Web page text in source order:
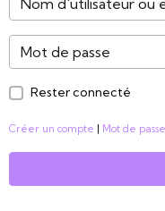
Rester connecté
Créer un compte Mot de